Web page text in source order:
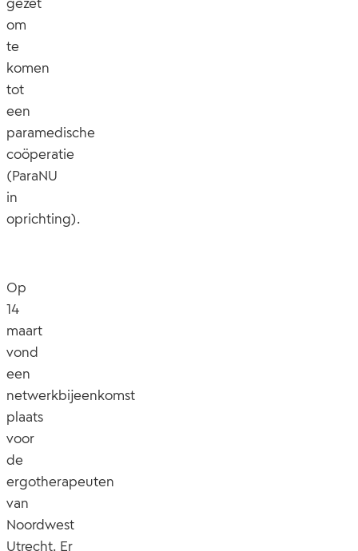
om
te
komen
tot
een
paramedische
coöperatie
(ParaNU
in
oprichting).
Op
14
maart
vond
een
netwerkbijeenkomst
plaats
voor
de
ergotherapeuten
van
Noordwest
Utrecht. Er